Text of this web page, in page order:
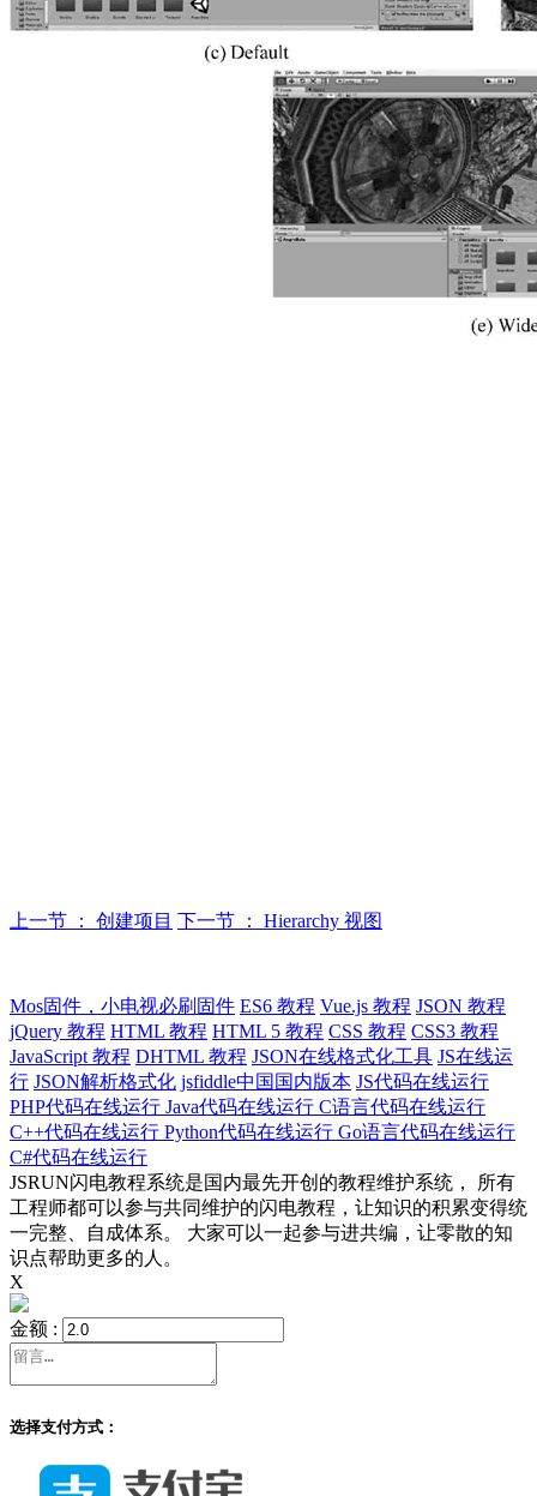
上一节 ： 创建项目 下一节 ： Hierarchy 视图
Mos固件，小电视必刷固件 ES6 教程 Vue.js 教程 JSON 教程
jQuery 教程 HTML 教程 HTML 5 教程 CSS 教程 CSS3 教程
JavaScript 教程 DHTML 教程 JSON在线格式化工具 JS在线运
行 JSON解析格式化 jsfiddle中国国内版本 JS代码在线运行
PHP代码在线运行 Java代码在线运行 C语言代码在线运行
C++代码在线运行 Python代码在线运行 Go语言代码在线运行
C#代码在线运行
JSRUN闪电教程系统是国内最先开创的教程维护系统， 所有
工程师都可以参与共同维护的闪电教程，让知识的积累变得统
一完整、自成体系。 大家可以一起参与进共编，让零散的知
识点帮助更多的人。
X
金额 :
选择支付方式：